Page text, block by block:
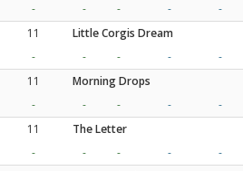
-
- - - -
11
Little Corgis Dream
-
- - - -
11
Morning Drops
-
- - - -
11
The Letter
-
- - - -